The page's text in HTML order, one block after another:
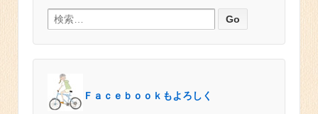
検索:
Ｆａｃｅｂｏｏｋもよろしく